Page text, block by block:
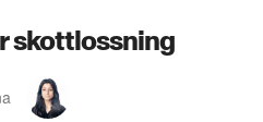
- Civila jagas
skottlossning